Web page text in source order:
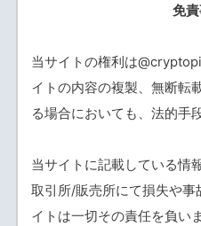
免
当サイトの権利は
イトの内容の複製、無断転
る場合においても、法的手
当サイトに記載している情
取引所/販売所にて損失や
イトは一切その責任を負い